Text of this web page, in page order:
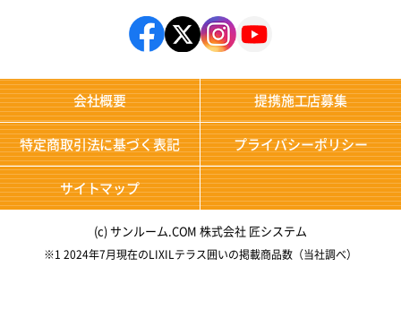
会社概要 提携施工店募集
特定商取引法に基づく表記 プライバシーポリシー
サイトマップ
(c) サンルーム.COM 株式会社 匠システム
※1 2024年7月現在のLIXILテラス囲いの掲載商品数（当社調べ）